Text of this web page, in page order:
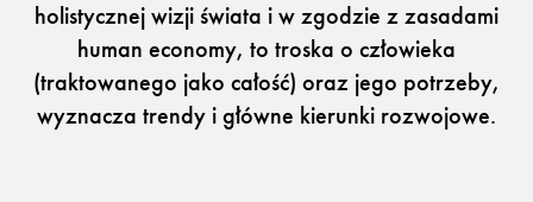
Flora – szenil inspirowany naturą
holistycznej wizji świata i w zgodzie z zasadami
human economy, to troska o człowieka
(traktowanego jako całość) oraz jego potrzeby,
wyznacza trendy i główne kierunki rozwojowe.